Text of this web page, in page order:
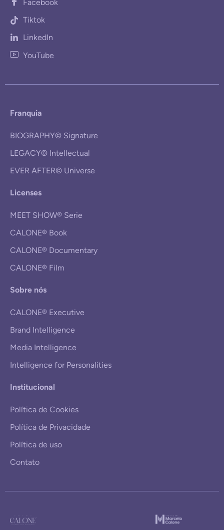
Facebook
Tiktok
LinkedIn
YouTube
Franquia
BIOGRAPHY© Signature
LEGACY© Intellectual
EVER AFTER© Universe
Licenses
MEET SHOW® Serie
CALONE® Book
CALONE® Documentary
CALONE® Film
Sobre nós
CALONE® Executive
Brand Intelligence
Media Intelligence
Intelligence for Personalities
Institucional
Política de Cookies
Política de Privacidade
Política de uso
Contato